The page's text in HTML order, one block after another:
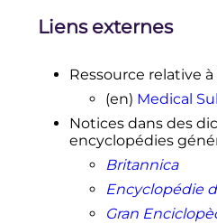
Guerre de Corée",
orientale duXX
du Réseau Asie,
(Laurent Quisefit,
Corée-Japon
Association
de la Corée).
chapitre 1,
3. Utilisation
Liens externes
Ressource relative à
(en) Medical
Notices dans des
encyclopédies
Britannica
Encyclopédie
Gran